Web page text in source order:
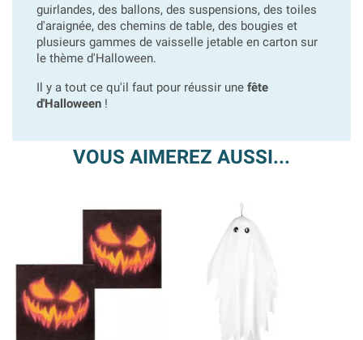
guirlandes, des ballons, des suspensions, des toiles
d'araignée, des chemins de table, des bougies et
plusieurs gammes de vaisselle jetable en carton sur
le thème d'Halloween.
Il y a tout ce qu'il faut pour réussir une fête
d'Halloween !
VOUS AIMEREZ AUSSI...